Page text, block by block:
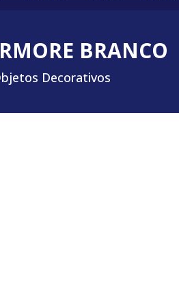
BRANCO
Decorativos